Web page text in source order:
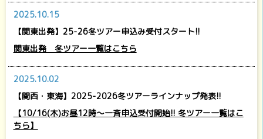
2025.10.15
【関東出発】25-26冬ツアー申込み受付スタート!!
関東出発 冬ツアー一覧はこちら
2025.10.02
【関西・東海】2025-2026冬ツアーラインナップ発表!!
【10/16(木)お昼12時～一斉申込受付開始!! 冬ツアー一覧はこ
ちら】